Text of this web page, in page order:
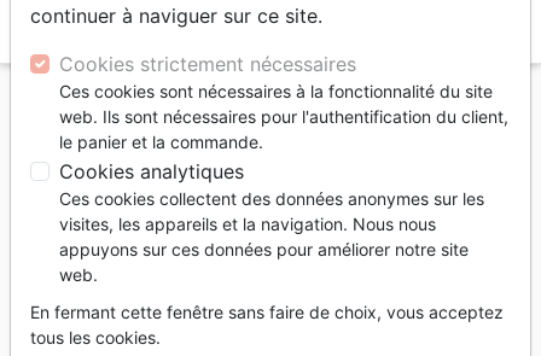
Accueil Jeunesse Adolescents, jeunes
Adolescents, jeunes
Filtrer tune
Adolescents,
Jeunes
15 à 18
Bandes
continuer à naviguer sur ce site.
Cookies strictement nécessaires
Ces cookies sont nécessaires à la fonctionnalité du site
web. Ils sont nécessaires pour l'authentification du client,
le panier et la commande.
Cookies analytiques
Ces cookies collectent des données anonymes sur les
visites, les appareils et la navigation. Nous nous
appuyons sur ces données pour améliorer notre site
web.
En fermant cette fenêtre sans faire de choix, vous acceptez
tous les cookies.